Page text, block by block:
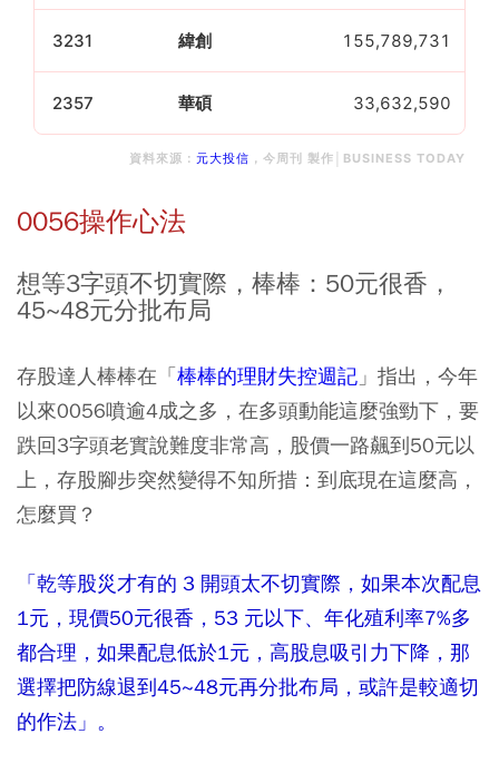
3231 緯創 155,789,731
2357 華碩 33,632,590
資料來源： 元大投信 ，今周刊 製作│BUSINESS TODAY
0056操作心法
想等3字頭不切實際，棒棒：50元很香，
45~48元分批布局
存股達人棒棒在「棒棒的理財失控週記 」指出，今年
以來0056噴逾4成之多，在多頭動能這麼強勁下，要
跌回3字頭老實說難度非常高，股價一路飆到50元以
上，存股腳步突然變得不知所措：到底現在這麼高，
怎麼買？
「乾等股災才有的 3 開頭太不切實際，如果本次配息
1元，現價50元很香，53 元以下、年化殖利率7%多
都合理，如果配息低於1元，高股息吸引力下降，那
選擇把防線退到45~48元再分批布局，或許是較適切
的作法」。